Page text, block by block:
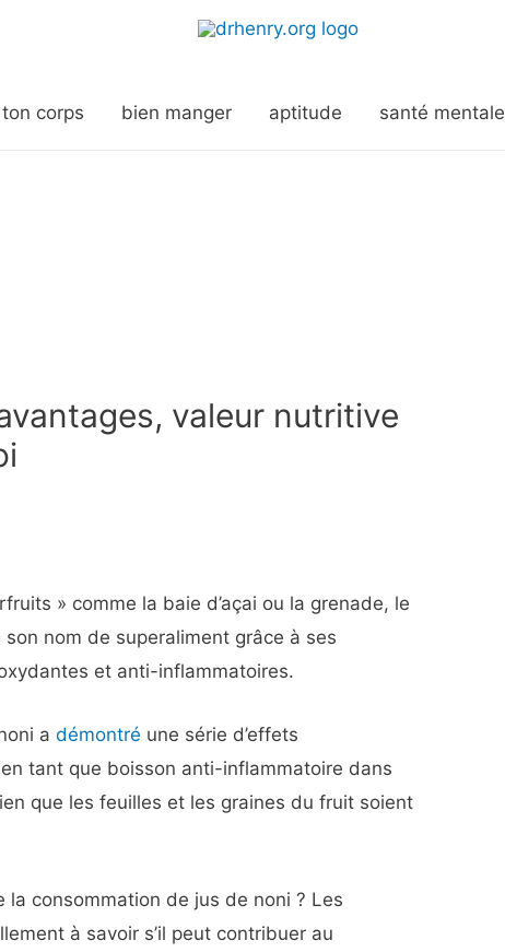
ton corps bien manger aptitude santé mentale
valeur nutritive
» comme la baie d’açai ou la grenade, le
nom de superaliment grâce à ses
et anti-inflammatoires.
adémontré une série d’effets
tant que boisson anti-inflammatoire dans
que les feuilles et les graines du fruit soient
la consommation de jus de noni ? Les
à savoir s’il peut contribuer au